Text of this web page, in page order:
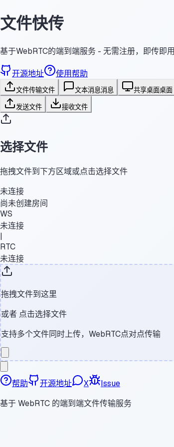
文件快传
基于WebRTC的端到端服务 - 无需注册，即传即用
开源地址 使用帮助
文件传输文件 文本消息消息 共享桌面桌面
发送文件 接收文件
选择文件
拖拽文件到下方区域或点击选择文件
未连接
尚未创建房间
WS
未连接
|
RTC
未连接
拖拽文件到这里
或者 点击选择文件
支持多个文件同时上传，WebRTC点对点传输
帮助 开源地址 X
Issue
基于 WebRTC 的端到端文件传输服务